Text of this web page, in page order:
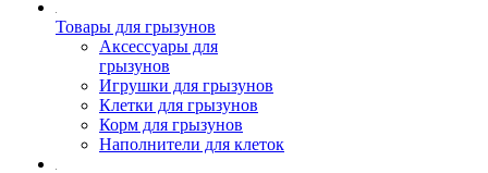
Товары для грызунов
Аксессуары для
грызунов
Игрушки для грызунов
Клетки для грызунов
Корм для грызунов
Наполнители для клеток